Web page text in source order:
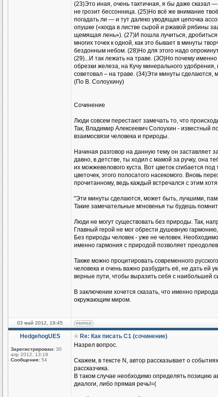
(23)Это иная, очень тактичная, я бы даже
не грозит бессонница. (25)Но всё же внимание
погадать ли — и тут далеко уводящая цепочка
опушке («когда в листве сырой и ржавой рябины
щемящая лень»). (27)И пошла лучиться, дробиться
многих точек к одной, как это бывает в минуты
бездонным небом. (28)Но для этого надо
(29)...И так лежать на траве. (ЗО)Но почему
обрезки железа, на Кучу минерального
советовал – на траве. (34)Эти минуты
(По В. Солоухину)
Сочинение
Люди совсем перестают замечать то, что
Так, Владимир Алексеевич Солоухин - известный
взаимосвязи человека и природы.
Начиная разговор на данную тему он заставляет
давно, в детстве, ты ходил с мамой за ручку, она
их можжевелового куста. Вот цветок сгибается
цветочек, этого полосатого насекомого. Вновь
прочитанному, ведь каждый встречался с этим
"Эти минуты сделаются, может быть, лучшими,
Такие замечательные мгновенья ты будешь
Люди не могут существовать без природы. Так,
Главный герой не мог обрести душевную
Без природы человек - уже не человек.
именно гармония с природой позволяет
Также можно процитировать современного
человека и очень важно разбудить её, не дать ей
верные пути, чтобы выразить себя с наибольшей
В заключении хочется сказать, что именно
окружающим миром.
03 май 2012, 19:45
HedgehogUES
Зарегистрирован: 30
апр 2012, 13:19
Сообщения: 54
Re: Как писать С1 (сочинение)
Назрел вопрос.
Скажем, в тексте N, автор рассказывает о
рассказчика.
В таком случае необходимо определять позицию
диалоги, либо прямая речь!=(